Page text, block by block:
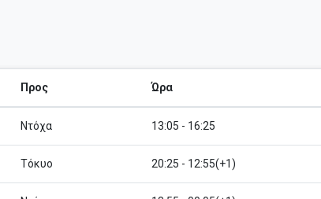
Προς Ώρα
Ντόχα 13:05 - 16:25
Τόκυο 20:25 - 12:55(+1)